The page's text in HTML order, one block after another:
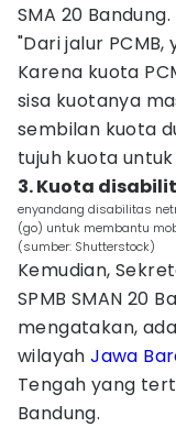
SMA 20 Bandung.
"Dari jalur PCMB,
Karena kuota
sisa kuotanya
sembilan kuota
tujuh kuota
3. Kuota
enyandang disabilitas
(go) untuk membantu
(sumber: Shutterstock)
Kemudian,
SPMB SMAN 20
mengatakan,
wilayahJawa
Tengah yang
Bandung.